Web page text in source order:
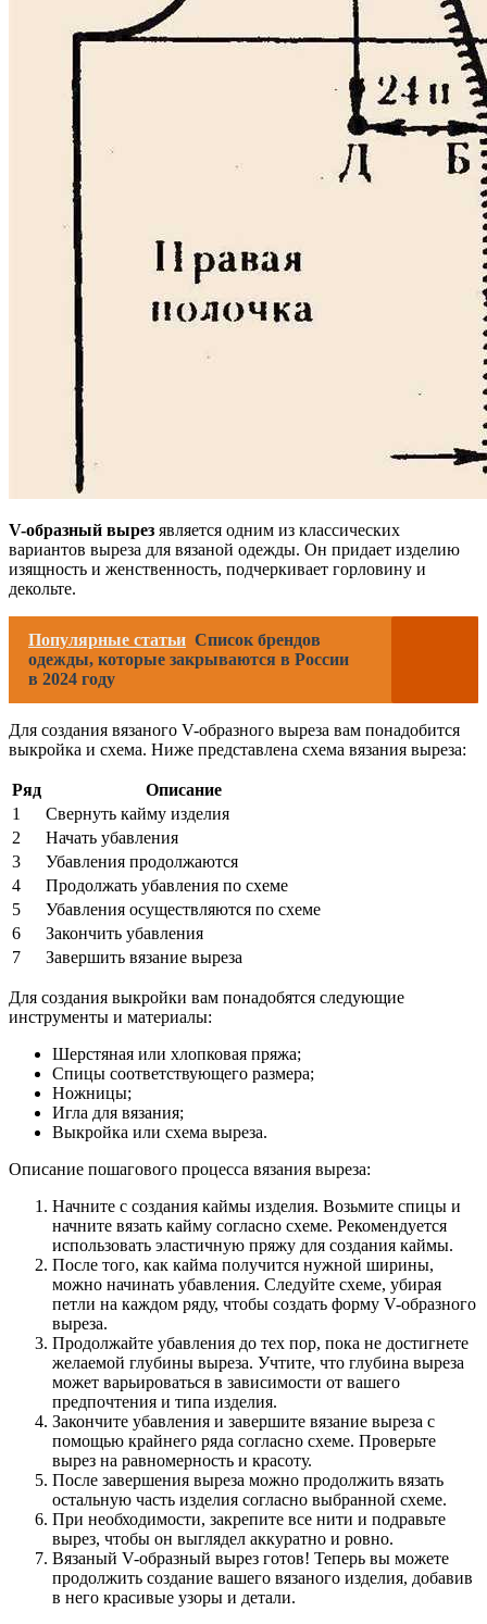
V-образный вырез является одним из классических
вариантов выреза для вязаной одежды. Он придает изделию
изящность и женственность, подчеркивает горловину и
декольте.
Популярные статьи Список брендов
одежды, которые закрываются в России
в 2024 году
Для создания вязаного V-образного выреза вам понадобится
выкройка и схема. Ниже представлена схема вязания выреза:
Ряд
Описание
1
Свернуть кайму изделия
2
Начать убавления
3
Убавления продолжаются
4
Продолжать убавления по схеме
5
Убавления осуществляются по схеме
6
Закончить убавления
7
Завершить вязание выреза
Для создания выкройки вам понадобятся следующие
инструменты и материалы:
Шерстяная или хлопковая пряжа;
Спицы соответствующего размера;
Ножницы;
Игла для вязания;
Выкройка или схема выреза.
Описание пошагового процесса вязания выреза:
Начните с создания каймы изделия. Возьмите спицы и
начните вязать кайму согласно схеме. Рекомендуется
использовать эластичную пряжу для создания каймы.
После того, как кайма получится нужной ширины,
можно начинать убавления. Следуйте схеме, убирая
петли на каждом ряду, чтобы создать форму V-образного
выреза.
Продолжайте убавления до тех пор, пока не достигнете
желаемой глубины выреза. Учтите, что глубина выреза
может варьироваться в зависимости от вашего
предпочтения и типа изделия.
Закончите убавления и завершите вязание выреза с
помощью крайнего ряда согласно схеме. Проверьте
вырез на равномерность и красоту.
После завершения выреза можно продолжить вязать
остальную часть изделия согласно выбранной схеме.
При необходимости, закрепите все нити и подравьте
вырез, чтобы он выглядел аккуратно и ровно.
Вязаный V-образный вырез готов! Теперь вы можете
продолжить создание вашего вязаного изделия, добавив
в него красивые узоры и детали.